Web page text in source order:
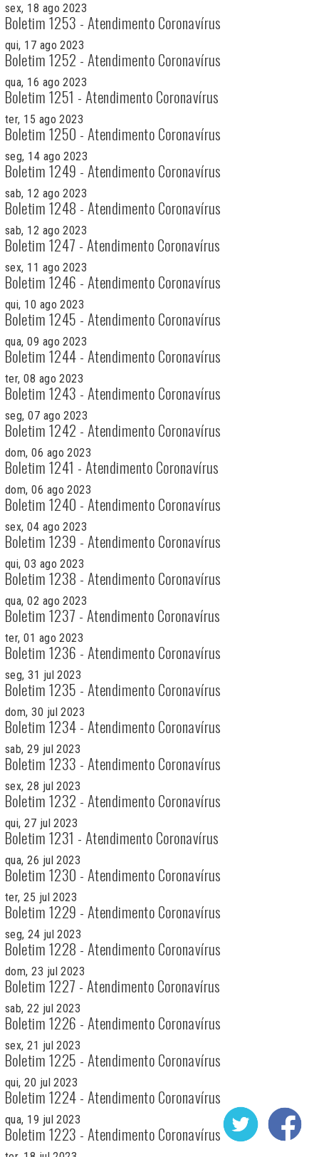
sex, 18 ago 2023
Boletim 1253 - Atendimento Coronavírus
qui, 17 ago 2023
Boletim 1252 - Atendimento Coronavírus
qua, 16 ago 2023
Boletim 1251 - Atendimento Coronavírus
ter, 15 ago 2023
Boletim 1250 - Atendimento Coronavírus
seg, 14 ago 2023
Boletim 1249 - Atendimento Coronavírus
sab, 12 ago 2023
Boletim 1248 - Atendimento Coronavírus
sab, 12 ago 2023
Boletim 1247 - Atendimento Coronavírus
sex, 11 ago 2023
Boletim 1246 - Atendimento Coronavírus
qui, 10 ago 2023
Boletim 1245 - Atendimento Coronavírus
qua, 09 ago 2023
Boletim 1244 - Atendimento Coronavírus
ter, 08 ago 2023
Boletim 1243 - Atendimento Coronavírus
seg, 07 ago 2023
Boletim 1242 - Atendimento Coronavírus
dom, 06 ago 2023
Boletim 1241 - Atendimento Coronavírus
dom, 06 ago 2023
Boletim 1240 - Atendimento Coronavírus
sex, 04 ago 2023
Boletim 1239 - Atendimento Coronavírus
qui, 03 ago 2023
Boletim 1238 - Atendimento Coronavírus
qua, 02 ago 2023
Boletim 1237 - Atendimento Coronavírus
ter, 01 ago 2023
Boletim 1236 - Atendimento Coronavírus
seg, 31 jul 2023
Boletim 1235 - Atendimento Coronavírus
dom, 30 jul 2023
Boletim 1234 - Atendimento Coronavírus
sab, 29 jul 2023
Boletim 1233 - Atendimento Coronavírus
sex, 28 jul 2023
Boletim 1232 - Atendimento Coronavírus
qui, 27 jul 2023
Boletim 1231 - Atendimento Coronavírus
qua, 26 jul 2023
Boletim 1230 - Atendimento Coronavírus
ter, 25 jul 2023
Boletim 1229 - Atendimento Coronavírus
seg, 24 jul 2023
Boletim 1228 - Atendimento Coronavírus
dom, 23 jul 2023
Boletim 1227 - Atendimento Coronavírus
sab, 22 jul 2023
Boletim 1226 - Atendimento Coronavírus
sex, 21 jul 2023
Boletim 1225 - Atendimento Coronavírus
qui, 20 jul 2023
Boletim 1224 - Atendimento Coronavírus
qua, 19 jul 2023
Boletim 1223 - Atendimento Coronavírus